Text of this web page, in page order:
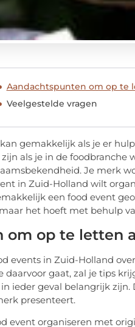
Aandachtspunten om op te
Veelgestelde vragen
kan gemakkelijk als je er
als je in de foodbranche
Je merk
in Zuid-Holland wilt
een food event
het hoeft met behulp
om op te letten
events in Zuid-Holland
daarvoor gaat, zal je tips
ieder geval belangrijk
presenteert.